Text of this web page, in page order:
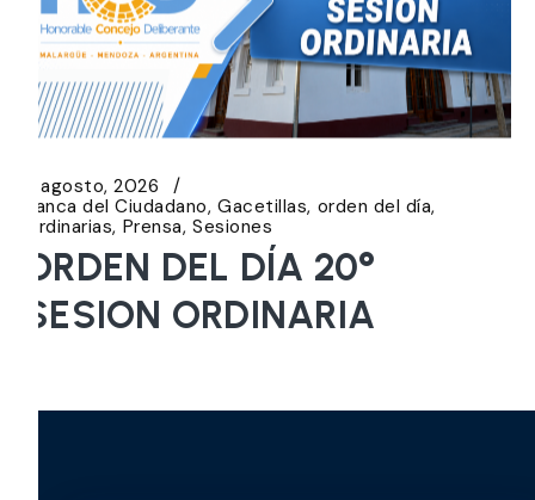
5 agosto, 2026
Banca del Ciudadano Gacetillas orden del día
Ordinarias Prensa Sesiones
ORDEN DEL DÍA 20°
SESION ORDINARIA